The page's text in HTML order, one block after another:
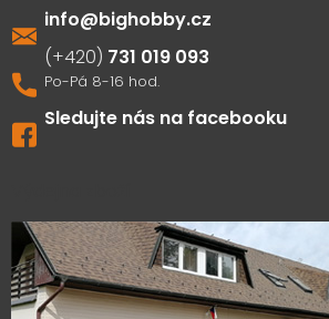
info@bighobby.cz
731 019 093
Sledujte nás na facebooku